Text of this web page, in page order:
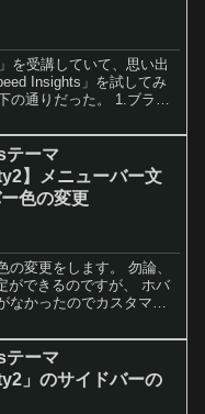
を受講していて、思い出
Insights」を試してみ
の通りだった。 1.ブラウ
している JavaScript/CSS
を縮小する6.圧縮を有効
題はなく、APMテストで
やはり出現してしまいま
画像を最適化する」とい
ーマ
】メニューバー文
色の変更
変更をします。 勿論、
ができるのですが、 ホバ
なかったのでカスタマイ
変更をしました。
ーマ
」のサイドバーの